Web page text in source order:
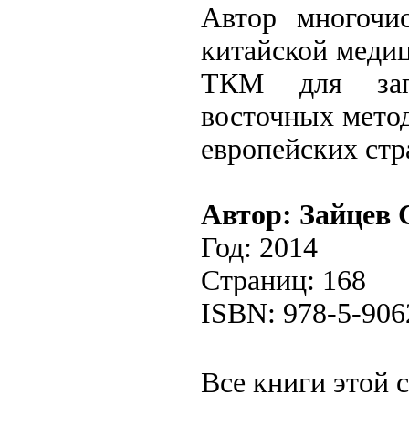
Автор
китайской
ТКМ для
восточных
европейских
Автор: Зайцев
Год: 2014
Страниц: 168
ISBN: 978-5-
Все книги этой